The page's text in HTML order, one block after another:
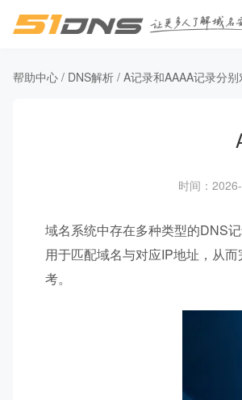
帮助中心 / DNS解析 / A记录和AAAA记录分别
时间：
域名系统中存在多种类型的DNS
用于匹配域名与对应IP地址，从
考。